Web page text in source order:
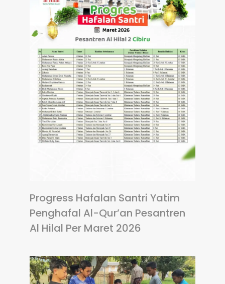
Progress Hafalan Santri Yatim
Penghafal Al-Qur’an Pesantren
Al Hilal Per Maret 2026